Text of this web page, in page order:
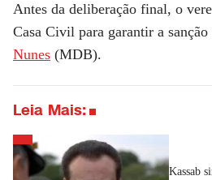
Antes da deliberação final, o
Casa Civil para garantir a
Nunes (MDB).
Leia Mais:
Kassab